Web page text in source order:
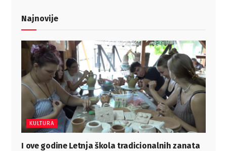
Najnovije
KULTURA
I ove godine Letnja škola tradicionalnih zanata